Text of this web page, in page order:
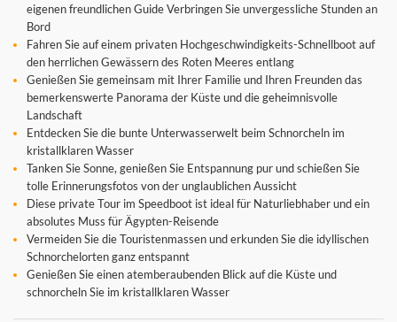
eigenen freundlichen Guide Verbringen Sie unvergessliche Stunden an
Bord
Fahren Sie auf einem privaten Hochgeschwindigkeits-Schnellboot auf
den herrlichen Gewässern des Roten Meeres entlang
Genießen Sie gemeinsam mit Ihrer Familie und Ihren Freunden das
bemerkenswerte Panorama der Küste und die geheimnisvolle
Landschaft
Entdecken Sie die bunte Unterwasserwelt beim Schnorcheln im
kristallklaren Wasser
Tanken Sie Sonne, genießen Sie Entspannung pur und schießen Sie
tolle Erinnerungsfotos von der unglaublichen Aussicht
Diese private Tour im Speedboot ist ideal für Naturliebhaber und ein
absolutes Muss für Ägypten-Reisende
Vermeiden Sie die Touristenmassen und erkunden Sie die idyllischen
Schnorchelorten ganz entspannt
Genießen Sie einen atemberaubenden Blick auf die Küste und
schnorcheln Sie im kristallklaren Wasser